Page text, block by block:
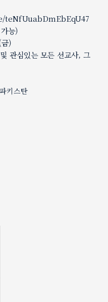
능)
)
관심있는 모든 선교사, 그
키스탄